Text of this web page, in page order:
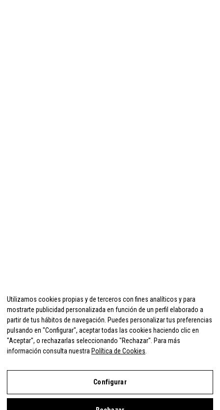
Utilizamos cookies propias y de terceros con fines analíticos y para
mostrarte publicidad personalizada en función de un perfil elaborado a
partir de tus hábitos de navegación. Puedes personalizar tus preferencias
pulsando en "Configurar", aceptar todas las cookies haciendo clic en
"Aceptar", o rechazarlas seleccionando "Rechazar". Para más
información consulta nuestra Política de Cookies
Configurar